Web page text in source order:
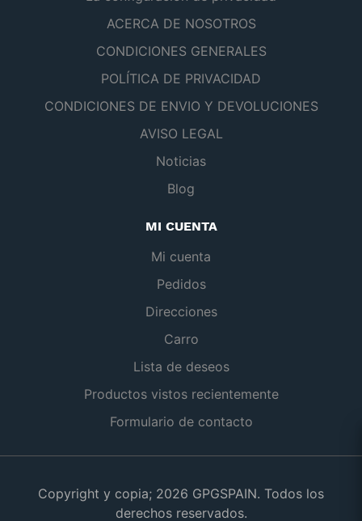
ACERCA DE NOSOTROS
CONDICIONES GENERALES
POLÍTICA DE PRIVACIDAD
CONDICIONES DE ENVIO Y DEVOLUCIONES
AVISO LEGAL
Noticias
Blog
MI CUENTA
Mi cuenta
Pedidos
Direcciones
Carro
Lista de deseos
Productos vistos recientemente
Formulario de contacto
Copyright y copia; 2026 GPGSPAIN. Todos los
derechos reservados.